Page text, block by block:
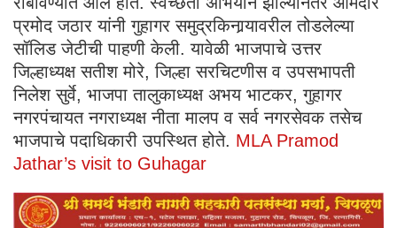
प्रमोद जठार यांनी गुहागर समुद्रकिनार्‍यावरील तोडलेल्या
सॉलिड जेटीची पाहणी केली. यावेळी भाजपाचे उत्तर
जिल्हाध्यक्ष सतीश मोरे, जिल्हा सरचिटणीस व उपसभापती
निलेश सुर्वे, भाजपा तालुकाध्यक्ष अभय भाटकर, गुहागर
नगरपंचायत नगराध्यक्ष नीता मालप व सर्व नगरसेवक तसेच
भाजपाचे पदाधिकारी उपस्थित होते. MLA Pramod
Jathar’s visit to Guhagar